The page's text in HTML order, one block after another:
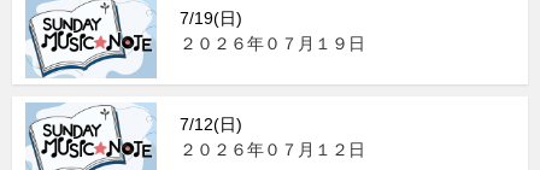
7/19(日)
２０２６年０７月１９日
7/12(日)
２０２６年０７月１２日